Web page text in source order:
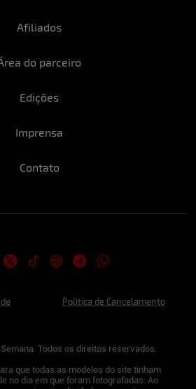
Afiliados
do parceiro
Edições
Imprensa
Contato
Politica de Cancelamento
Todos os direitos reservados.
que todas as modelos do site tinham
no dia em que foram fotografadas. Ao